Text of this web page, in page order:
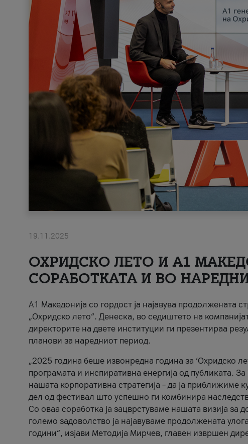
19.11.2025
ОХРИДСКО ЛЕТО И A1
СОРАБОТКАТА И ВО
A1 Македонија со гордост ја најавува продолжената
„Охридско лето“. Денеска, во седиштето на
директорите на двете институции ги презентираа
планови за наредниот период.
„2025 година беше извонредна година за ‘Охридско
програмата и инспиративна енергија од публиката.
нашата корпоративна стратегија – да ја приближиме
дел од фестивал што успешно ги комбинира
Со оваа соработка ја зацврстуваме нашата визија за
големо задоволство ја најавуваме продолжената
години“, изјави Методија Мирчев, главен извршен